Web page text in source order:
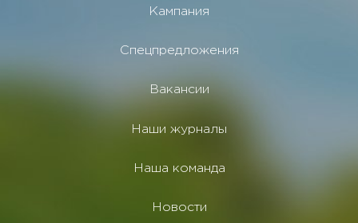
Кампания
Спецпредложения
Вакансии
Наши журналы
Наша команда
Новости